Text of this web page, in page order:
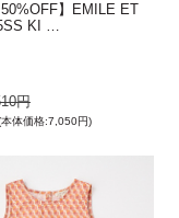
50%OFF】EMILE ET
KI …
円
本体価格:7,050円)